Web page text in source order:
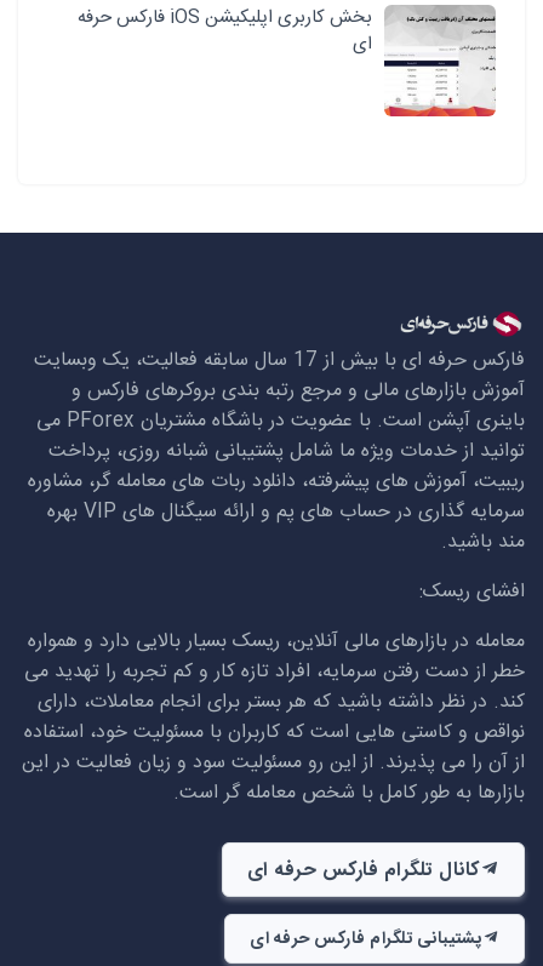
بخش کاربری اپلیکیشن iOS فارکس حرفه
ای
فارکس حرفه ای با بیش از 17 سال سابقه فعالیت، یک وبسایت
آموزش بازارهای مالی و مرجع رتبه بندی بروکرهای فارکس و
باینری آپشن است. با عضویت در باشگاه مشتریان PForex می
توانید از خدمات ویژه ما شامل پشتیبانی شبانه روزی، پرداخت
ریبیت، آموزش های پیشرفته، دانلود ربات های معامله گر، مشاوره
سرمایه گذاری در حساب های پم و ارائه سیگنال های VIPبهره
مند باشید.
افشای ریسک:
معامله در بازارهای مالی آنلاین، ریسک بسیار بالایی دارد و همواره
خطر از دست رفتن سرمایه، افراد تازه کار و کم تجربه را تهدید می
کند. در نظر داشته باشید که هر بستر برای انجام معاملات، دارای
نواقص و کاستی هایی است که کاربران با مسئولیت خود، استفاده
از آن را می پذیرند. از این رو مسئولیت سود و زیان فعالیت در این
بازارها به طور کامل با شخص معامله گر است.
کانال تلگرام فارکس حرفه ای
پشتیبانی تلگرام فارکس حرفه ای